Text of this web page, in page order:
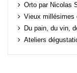
Orto par Nicolas
Vieux millésimes
Du pain, du vin,
Ateliers